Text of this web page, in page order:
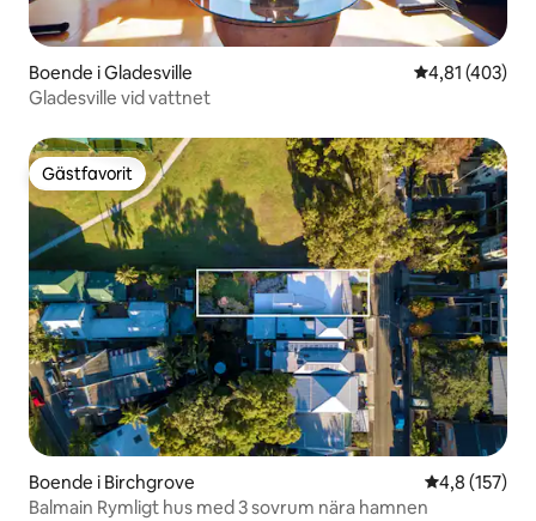
Boende i Gladesville 4,81 av 5 i
4,81 (403)
Gladesville vid vattnet
Gästfavorit
Gästfavorit
Boende i Birchgrove 4,8 av 5 i
4,8 (157)
Balmain Rymligt hus med 3 sovrum nära hamnen